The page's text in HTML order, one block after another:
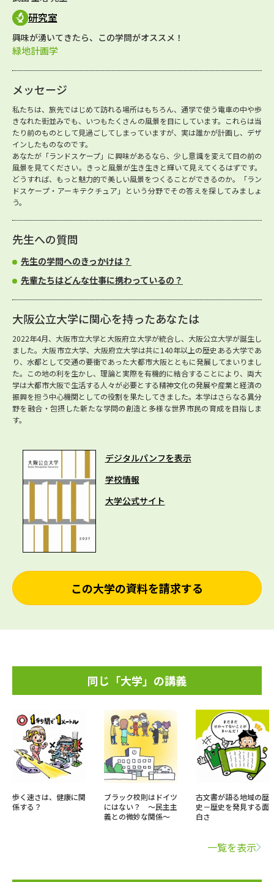
研究室
興味が湧いてきたら、この学問がオススメ！
緑地計画学
メッセージ
私たちは、旅先ではじめて訪れる場所はもちろん、通学で使う電車の中や歩
きなれた街並みでも、いつもたくさんの風景を目にしています。これらは当
たり前のものとして見過ごしてしまっていますが、実は誰かが計画し、デザ
インしたものなのです。
あなたが「ランドスケープ」に興味があるなら、少し意識を変えて目の前の
風景を見てください。きっと風景が生き生きと輝いて見えてくるはずです。
どうすれば、もっと魅力的で美しい風景をつくることができるのか。「ラン
ドスケープ・アーキテクチュア」という分野でその答えを探してみましょ
う。
先生への質問
先生の学問へのきっかけは？
先輩たちはどんな仕事に携わっているの？
大阪公立大学に関心を持ったあなたは
2022年4月、大阪市立大学と大阪府立大学が統合し、大阪公立大学が誕生し
ました。大阪市立大学、大阪府立大学は共に140年以上の歴史ある大学であ
り、水都として交通の要衝であった大都市大阪とともに発展してまいりまし
た。この地の利を生かし、理論と実際を有機的に結合することにより、両大
学は大都市大阪で生活する人々が必要とする精神文化の発展や産業と経済の
振興を担う中心機関としての役割を果たしてきました。本学はさらなる異分
野を融合・包摂した新たな学問の創造と多様な世界市民の育成を目指しま
す。
デジタルパンフを表示
学校情報
大学公式サイト
この大学の資料を請求する
同じ「大学」の講義
歩く速さは、健康に関
係する？
ブラック校則はドイツ
にはない？ ～民主主
義との微妙な関係～
古文書が語る地域の歴
史－歴史を発見する面
白さ
一覧を表示